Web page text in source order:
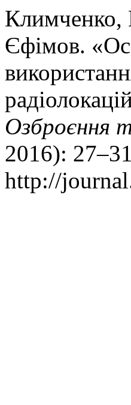
Климченко,
Єфімов.
Озброєння
2016):
http://